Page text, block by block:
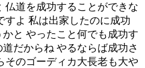
仏道を成功することができな
すよ 私は出家したのに成功
と やったこと何でも成功す
だからね やるならば成功さ
そのゴーディカ大長老も大や